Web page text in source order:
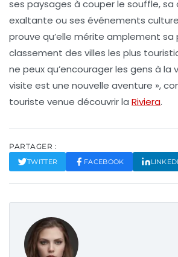
ses paysages à couper le souffle, sa
exaltante ou ses événements
prouve qu’elle mérite amplement sa
classement des villes les plus
ne peux qu’encourager les gens à la
visite est une nouvelle aventure »,
touriste venue découvrir la Riviera.
PARTAGER :
TWITTER FACEBOOK